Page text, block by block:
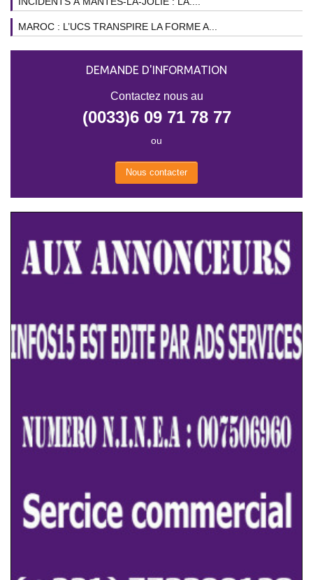
MAROC : L’UCS TRANSPIRE LA FORME A...
DEMANDE D'INFORMATION
Contactez nous au
(0033)6 09 71 78 77
ou
Nous contacter